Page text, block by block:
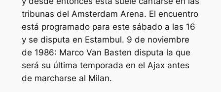
tribunas del Amsterdam Arena. El encuentro
está programado para este sábado a las 16
y se disputa en Estambul. 9 de noviembre
de 1986: Marco Van Basten disputa la que
será su última temporada en el Ajax antes
de marcharse al Milan.